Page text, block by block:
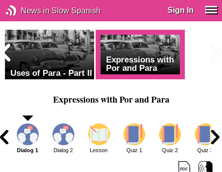
News in Slow Spanish Sign In
Uses of Para - Part II
Expressions with
Por and Para
Expressions with Por and Para
Dialog 1 Dialog 2 Lesson Quiz 1 Quiz 2 Quiz 3